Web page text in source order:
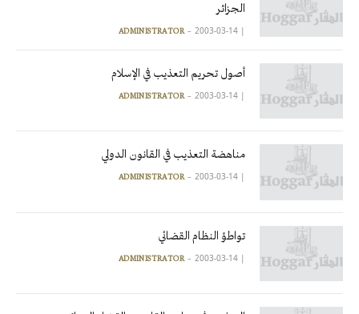
الجزائر
|
ADMINISTRATOR 2003-03-14
أصول تحريم التعذيب في الإسلام
|
ADMINISTRATOR 2003-03-14
مناهضة التعذيب في القانون الدولي
|
ADMINISTRATOR 2003-03-14
تواطؤ النظام القضائي
|
ADMINISTRATOR 2003-03-14